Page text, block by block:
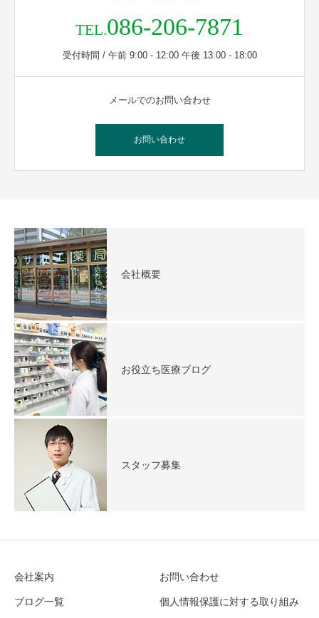
TEL.086-206-7871
受付時間 / 午前 9:00 - 12:00 午後 13:00 - 18:00
メールでのお問い合わせ
お問い合わせ
会社概要
お役立ち医療ブログ
スタッフ募集
会社案内 お問い合わせ
ブログ一覧 個人情報保護に対する取り組み